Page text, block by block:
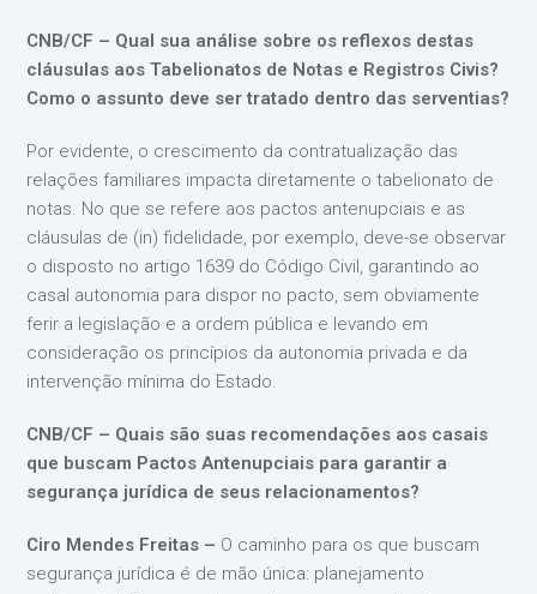
CNB/CF – Qual sua análise sobre os reflexos destas
cláusulas aos Tabelionatos de Notas e Registros Civis?
Como o assunto deve ser tratado dentro das serventias?
Por evidente, o crescimento da contratualização das
relações familiares impacta diretamente o tabelionato de
notas. No que se refere aos pactos antenupciais e as
cláusulas de (in) fidelidade, por exemplo, deve-se observar
o disposto no artigo 1639 do Código Civil, garantindo ao
casal autonomia para dispor no pacto, sem obviamente
ferir a legislação e a ordem pública e levando em
consideração os princípios da autonomia privada e da
intervenção mínima do Estado.
CNB/CF – Quais são suas recomendações aos casais
que buscam Pactos Antenupciais para garantir a
segurança jurídica de seus relacionamentos?
Ciro Mendes Freitas – O caminho para os que buscam
segurança jurídica é de mão única: planejamento